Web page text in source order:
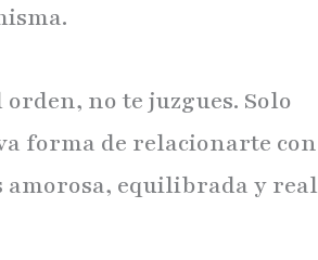
no te juzgues. Solo
forma de relacionarte con
equilibrada y real